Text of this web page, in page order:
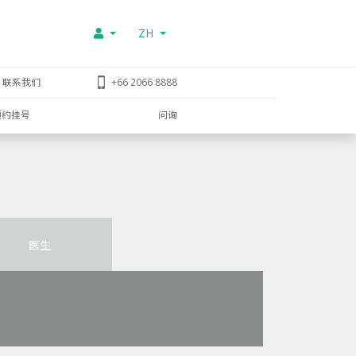
ZH
联系我们 +66 2066 8888
挂号 问询
医生